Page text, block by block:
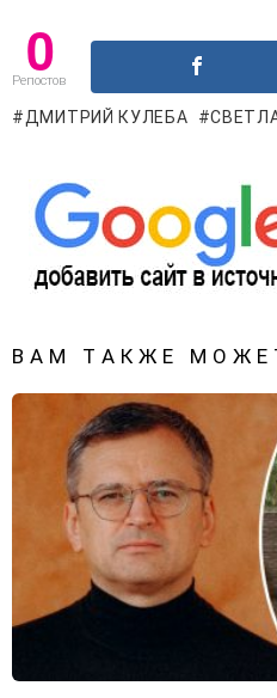
0
Репостов
ДМИТРИЙ КУЛЕБА
ВАМ ТАКЖЕ